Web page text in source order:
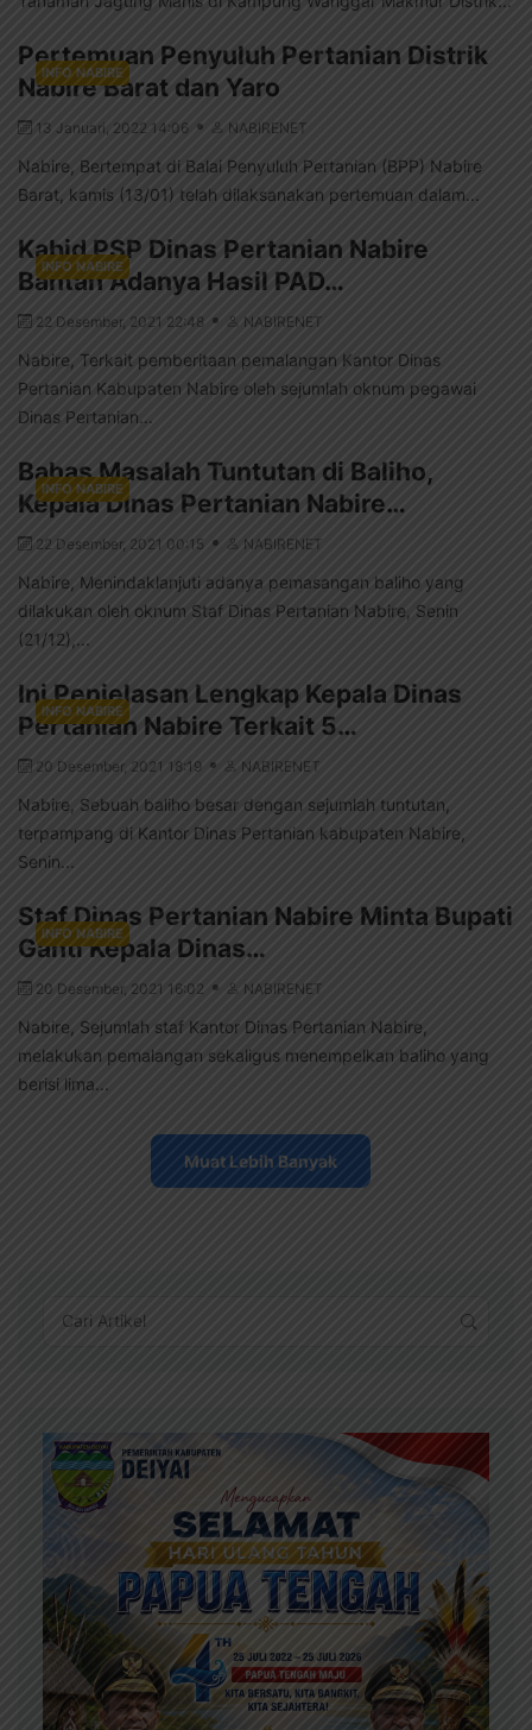
INFO NABIRE
Pertemuan Penyuluh Pertanian Distrik
Nabire Barat dan Yaro
13 Januari, 2022 14:06 NABIRENET
Nabire, Bertempat di Balai Penyuluh Pertanian (BPP) Nabire
Barat, kamis (13/01) telah dilaksanakan pertemuan dalam...
INFO NABIRE
Kabid PSP Dinas Pertanian Nabire
Bantah Adanya Hasil PAD…
22 Desember, 2021 22:48 NABIRENET
Nabire, Terkait pemberitaan pemalangan Kantor Dinas
Pertanian Kabupaten Nabire oleh sejumlah oknum pegawai
Dinas Pertanian...
INFO NABIRE
Bahas Masalah Tuntutan di Baliho,
Kepala Dinas Pertanian Nabire…
22 Desember, 2021 00:15 NABIRENET
Nabire, Menindaklanjuti adanya pemasangan baliho yang
dilakukan oleh oknum Staf Dinas Pertanian Nabire, Senin
(21/12),...
INFO NABIRE
Ini Penjelasan Lengkap Kepala Dinas
Pertanian Nabire Terkait 5…
20 Desember, 2021 18:19 NABIRENET
Nabire, Sebuah baliho besar dengan sejumlah tuntutan,
terpampang di Kantor Dinas Pertanian kabupaten Nabire,
Senin...
INFO NABIRE
Staf Dinas Pertanian Nabire Minta Bupati
Ganti Kepala Dinas…
20 Desember, 2021 16:02 NABIRENET
Nabire, Sejumlah staf Kantor Dinas Pertanian Nabire,
melakukan pemalangan sekaligus menempelkan baliho yang
berisi lima...
Muat Lebih Banyak